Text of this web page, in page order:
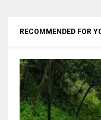
RECOMMENDED FOR